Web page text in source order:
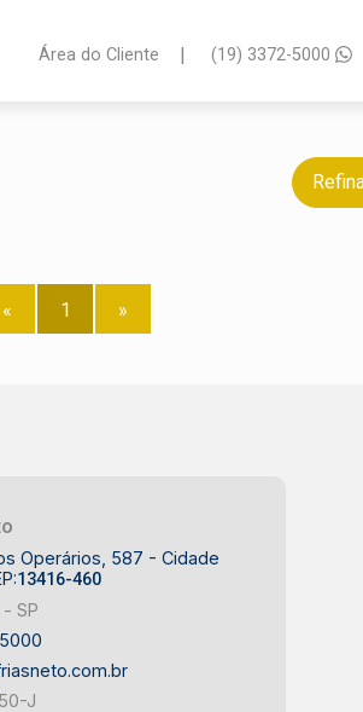
Área do Cliente | (19) 3372-5000
« 1 »
Operários, 587 - Cidade
13416-460
SP
J